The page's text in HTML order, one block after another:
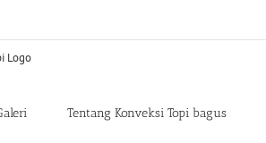
Tentang Konveksi Topi bagus